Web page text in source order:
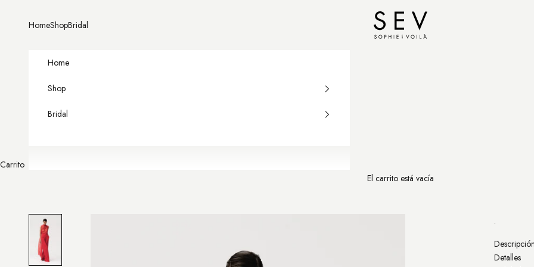
Sophie et Voilà
HomeShopBridal
Home
Shop
Bridal
Carrito
El carrito está vacía
.
Descripción
Detalles